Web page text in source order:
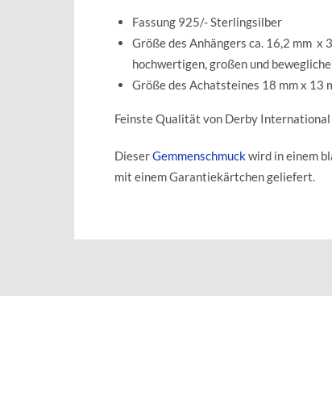
Fassung 925/- Sterlingsilber
Größe des Anhängers ca. 16,2 mm x
hochwertigen, großen und
Größe des Achatsteines 18 mm x 13
Feinste Qualität von Derby International
DieserGemmenschmuckwird in einem
mit einem Garantiekärtchen geliefert.